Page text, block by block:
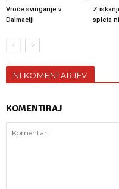
Vroče svinganje v
Dalmaciji
Z
spleta
NI KOMENTARJEV
KOMENTIRAJ